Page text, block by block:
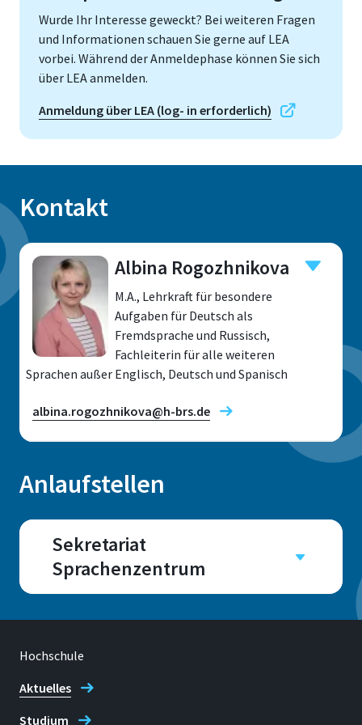
Wurde Ihr Interesse geweckt? Bei weiteren Fragen
und Informationen schauen Sie gerne auf LEA
vorbei. Während der Anmeldephase können Sie sich
über LEA anmelden.
Anmeldung über LEA (log- in erforderlich)
Kontakt
Albina Rogozhnikova
M.A., Lehrkraft für besondere
Aufgaben für Deutsch als
Fremdsprache und Russisch,
Fachleiterin für alle weiteren
Sprachen außer Englisch, Deutsch und Spanisch
albina.rogozhnikova@h-brs.de
Sankt Augustin
Raum
E006
Adresse
Grantham-Allee 20
53757 Sankt Augustin
Anlaufstellen
Sekretariat
Sprachenzentrum
E 011 (Sankt Augustin), L
1.302 (Rheinbach)
Hochschule
Aktuelles
Studium